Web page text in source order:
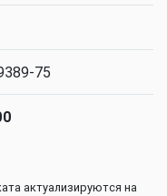
75
актуализируются на